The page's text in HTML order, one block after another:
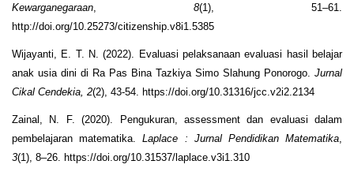
Kewarganegaraan, 8(1), 51–61.
http://doi.org/10.25273/citizenship.v8i1.5385
Wijayanti, E. T. N. (2022). Evaluasi pelaksanaan evaluasi hasil belajar
anak usia dini di Ra Pas Bina Tazkiya Simo Slahung Ponorogo. Jurnal
Cikal Cendekia, 2(2), 43-54. https://doi.org/10.31316/jcc.v2i2.2134
Zainal, N. F. (2020). Pengukuran, assessment dan evaluasi dalam
pembelajaran matematika.Laplace : Jurnal Pendidikan Matematika,
3(1), 8–26. https://doi.org/10.31537/laplace.v3i1.310